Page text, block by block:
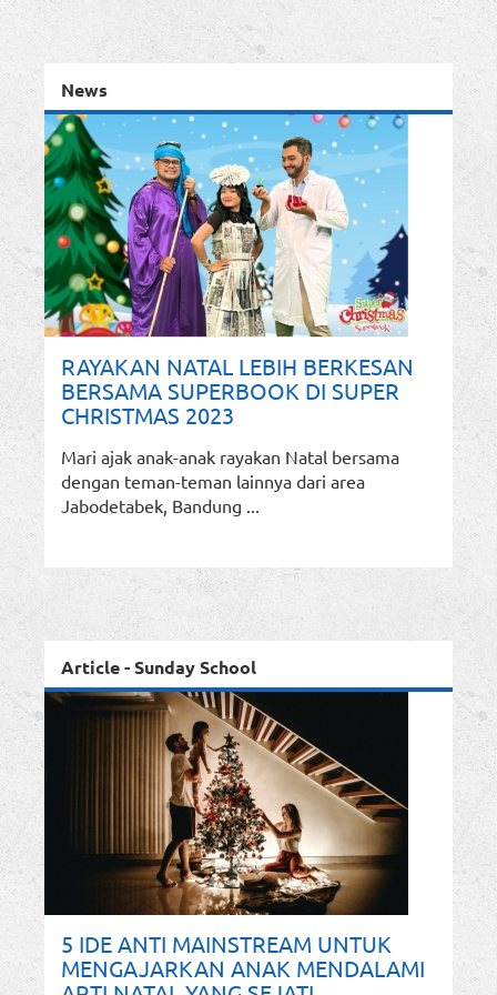
News
RAYAKAN NATAL LEBIH BERKESAN
BERSAMA SUPERBOOK DI SUPER
CHRISTMAS 2023
Mari ajak anak-anak rayakan Natal bersama
dengan teman-teman lainnya dari area
Jabodetabek, Bandung ...
Article - Sunday School
5 IDE ANTI MAINSTREAM UNTUK
MENGAJARKAN ANAK MENDALAMI